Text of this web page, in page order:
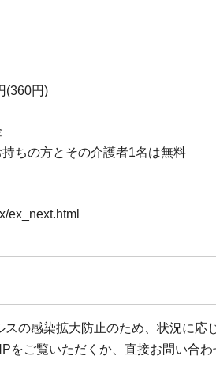
(360円)
ちの方とその介護者1名は無料
ex_next.html
の感染拡大防止のため、状況に応
をご覧いただくか、直接お問い合わ